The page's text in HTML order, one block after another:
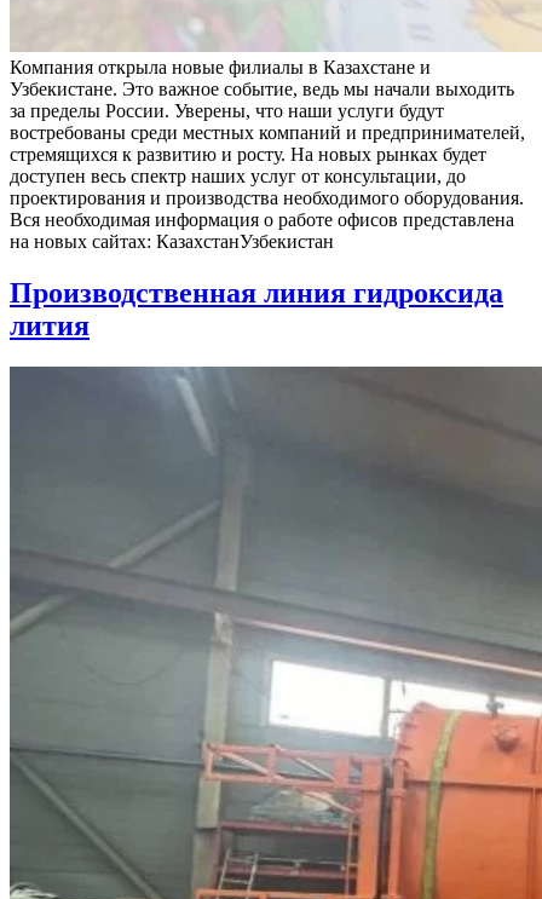
Компания открыла новые филиалы в Казахстане и
Узбекистане. Это важное событие, ведь мы начали выходить
за пределы России. Уверены, что наши услуги будут
востребованы среди местных компаний и предпринимателей,
стремящихся к развитию и росту. На новых рынках будет
доступен весь спектр наших услуг от консультации, до
проектирования и производства необходимого оборудования.
Вся необходимая информация о работе офисов представлена
на новых сайтах: КазахстанУзбекистан
Производственная линия гидроксида
лития